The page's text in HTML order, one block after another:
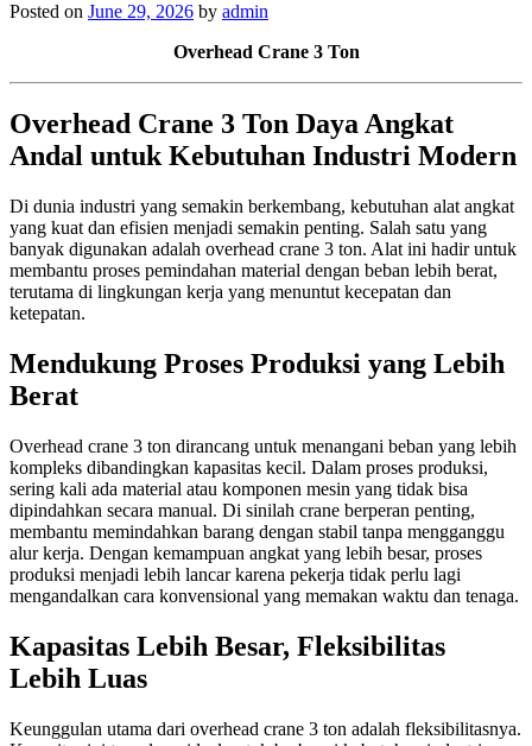
Posted on June 29, 2026 by admin
Overhead Crane 3 Ton
Overhead Crane 3 Ton Daya Angkat
Andal untuk Kebutuhan Industri Modern
Di dunia industri yang semakin berkembang, kebutuhan alat angkat
yang kuat dan efisien menjadi semakin penting. Salah satu yang
banyak digunakan adalah overhead crane 3 ton. Alat ini hadir untuk
membantu proses pemindahan material dengan beban lebih berat,
terutama di lingkungan kerja yang menuntut kecepatan dan
ketepatan.
Mendukung Proses Produksi yang Lebih
Berat
Overhead crane 3 ton dirancang untuk menangani beban yang lebih
kompleks dibandingkan kapasitas kecil. Dalam proses produksi,
sering kali ada material atau komponen mesin yang tidak bisa
dipindahkan secara manual. Di sinilah crane berperan penting,
membantu memindahkan barang dengan stabil tanpa mengganggu
alur kerja. Dengan kemampuan angkat yang lebih besar, proses
produksi menjadi lebih lancar karena pekerja tidak perlu lagi
mengandalkan cara konvensional yang memakan waktu dan tenaga.
Kapasitas Lebih Besar, Fleksibilitas
Lebih Luas
Keunggulan utama dari overhead crane 3 ton adalah fleksibilitasnya.